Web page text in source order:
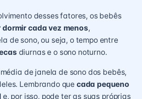
desses fatores, os bebês
cada vez menos,
de sono, ou seja, o tempo entre
diurnas e o sono noturno.
de janela de sono dos bebês,
Lembrando que cada pequeno
e, por isso, pode ter as suas próprias